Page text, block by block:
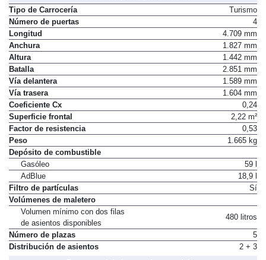
Dimensiones, peso, capacidades
Tipo de Carrocería
Turismo
Número de puertas
4
Longitud
4.709 mm
Anchura
1.827 mm
Altura
1.442 mm
Batalla
2.851 mm
Vía delantera
1.589 mm
Vía trasera
1.604 mm
Coeficiente Cx
0,24
Superficie frontal
2,22 m²
Factor de resistencia
0,53
Peso
Depósito de combustible
Gasóleo
59 l
AdBlue
18,9 l
Filtro de partículas
Volúmenes de maletero
Volumen mínimo con dos filas
de asientos disponibles
Número de plazas
5